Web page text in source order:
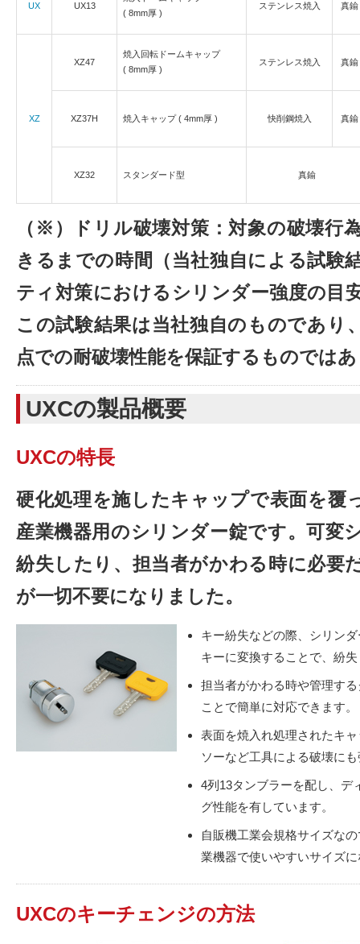
UX UX13
( 8mm厚 )
ステンレス焼入 真鍮
XZ
XZ47
焼入回転ドームキャップ
( 8mm厚 )
ステンレス焼入 真鍮
XZ37H 焼入キャップ ( 4mm厚 ) 快削鋼焼入 真鍮
XZ32 スタンダード型 真鍮
（※）ドリル破壊対策：対象の破壊行
きるまでの時間（当社独自による試験
ティ対策におけるシリンダー強度の目
この試験結果は当社独自のものであり
点での耐破壊性能を保証するものでは
UXCの製品概要
UXCの特長
硬化処理を施したキャップで表面を覆
産業機器用のシリンダー錠です。可変
紛失したり、担当者がかわる時に必要
が一切不要になりました。
キー紛失などの際、シリン
キーに変換することで、紛
担当者がかわる時や管理す
ことで簡単に対応できます。
表面を焼入れ処理されたキ
ソーなど工具による破壊に
4列13タンブラーを配し、デ
グ性能を有しています。
自販機工業会規格サイズな
業機器で使いやすいサイズ
UXCのキーチェンジの方法